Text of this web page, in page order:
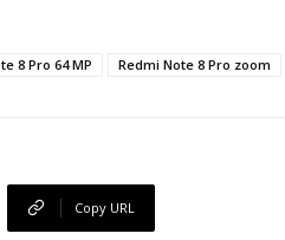
8 Pro 64 MP Redmi Note 8 Pro zoom
Copy URL